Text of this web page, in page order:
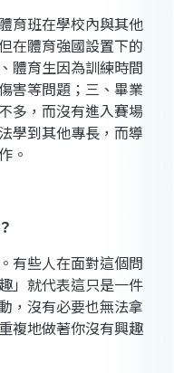
班在學校內與其他
在體育強國設置下的
體育生因為訓練時間
害等問題；三、畢業
多，而沒有進入賽場
學到其他專長，而導
。
些人在面對這個問
」就代表這只是一件
，沒有必要也無法拿
複地做著你沒有興趣